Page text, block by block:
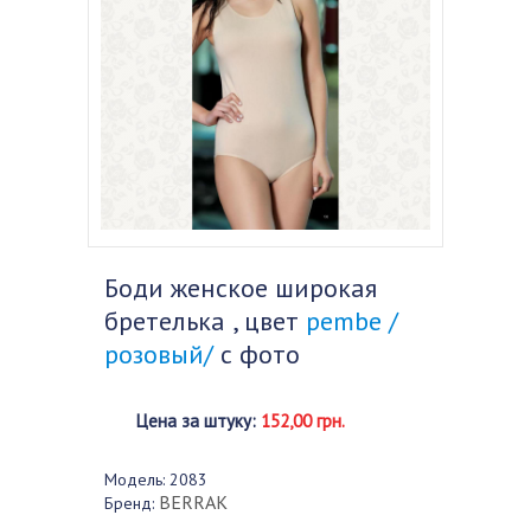
Боди женское широкая
бретелька , цвет pembe /
розовый/с фото
Цена за штуку: 152,00 грн.
Модель: 2083
Бренд: BERRAK